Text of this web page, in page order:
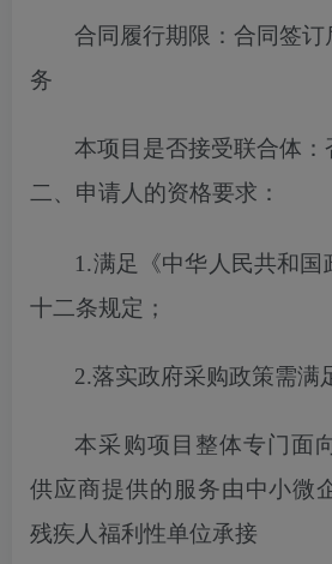
合同履行期限：合同签订
务
本项目 是否接受联合体 ：
二、申请人的资格要求 ：
1.满足《中华人民共和国
十二条规定；
2.落实政府采购政策需满
本采购项目 整体专门面
供应商提供的服务由中小微
残疾人福利性单位承接